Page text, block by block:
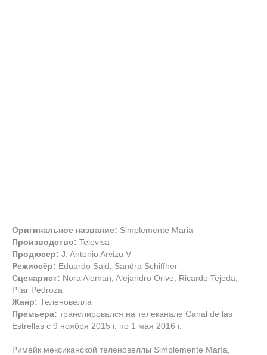
Оригинальное название: Simplemente Maria
Производство: Televisa
Продюсер: J. Antonio Arvizu V
Режиссёр: Eduardo Said, Sandra Schiffner
Сценарист: Nora Aleman, Alejandro Orive, Ricardo Tejeda,
Pilar Pedroza
Жанр: Теленовелла
Премьера: транслировался на телеканале Canal de las
Estrellas с 9 ноября 2015 г. по 1 мая 2016 г.
Римейк мексиканской теленовеллы Simplemente María,